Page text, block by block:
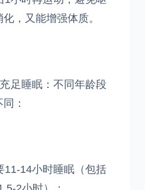
，又能增强体质。
足睡眠：不同年龄段
：
11-14小时睡眠（包括